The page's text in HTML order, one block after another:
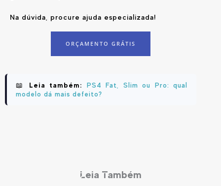
Na dúvida, procure ajuda especializada!
ORÇAMENTO GRÁTIS
📖 Leia também:
PS4 Fat, Slim ou Pro: qual
modelo dá mais defeito?
Leia Também